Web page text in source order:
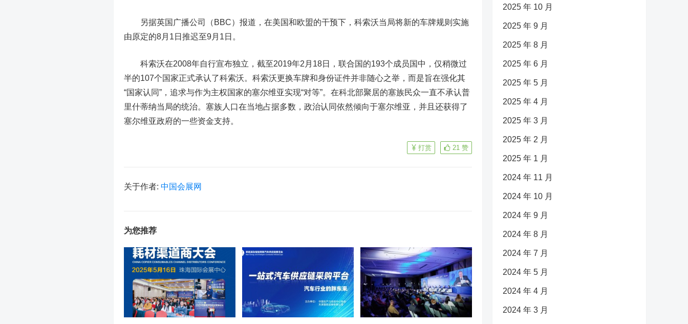
另据英国广播公司（BBC）报道，在美国和欧盟的干预下，科索沃当局将新的车牌规则实施
由原定的8月1日推迟至9月1日。
科索沃在2008年自行宣布独立，截至2019年2月18日，联合国的193个成员国中，仅稍微过
半的107个国家正式承认了科索沃。科索沃更换车牌和身份证件并非随心之举，而是旨在强化其
“国家认同”，追求与作为主权国家的塞尔维亚实现“对等”。在科北部聚居的塞族民众一直不承认普
里什蒂纳当局的统治。塞族人口在当地占据多数，政治认同依然倾向于塞尔维亚，并且还获得了
塞尔维亚政府的一些资金支持。
21 赞
打赏
关于作者: 中国会展网
为您推荐
2025 年 10 月
2025 年 9 月
2025 年 8 月
2025 年 6 月
2025 年 5 月
2025 年 4 月
2025 年 3 月
2025 年 2 月
2025 年 1 月
2024 年 11 月
2024 年 10 月
2024 年 9 月
2024 年 8 月
2024 年 7 月
2024 年 5 月
2024 年 4 月
2024 年 3 月